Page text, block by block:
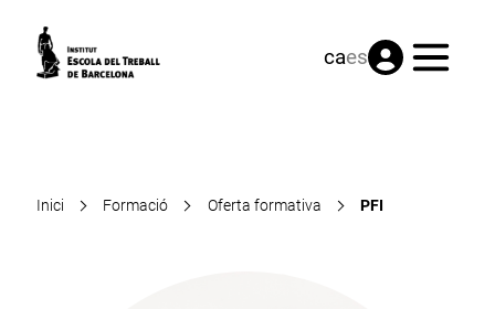
caes Menú
Inici Formació Oferta formativa PFI